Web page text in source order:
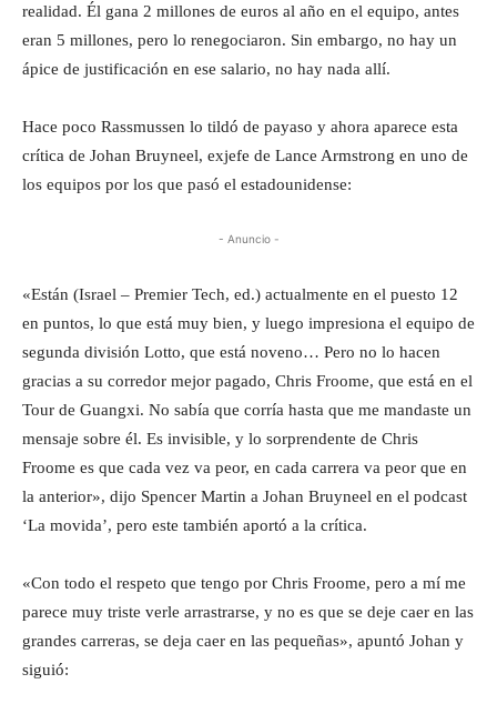
realidad. Él gana 2 millones de euros al año en el equipo, antes
eran 5 millones, pero lo renegociaron. Sin embargo, no hay un
ápice de justificación en ese salario, no hay nada allí.
Hace poco Rassmussen lo tildó de payaso y ahora aparece esta
crítica de Johan Bruyneel, exjefe de Lance Armstrong en uno de
los equipos por los que pasó el estadounidense:
- Anuncio -
«Están (Israel – Premier Tech, ed.) actualmente en el puesto 12
en puntos, lo que está muy bien, y luego impresiona el equipo de
segunda división Lotto, que está noveno… Pero no lo hacen
gracias a su corredor mejor pagado, Chris Froome, que está en el
Tour de Guangxi. No sabía que corría hasta que me mandaste un
mensaje sobre él. Es invisible, y lo sorprendente de Chris
Froome es que cada vez va peor, en cada carrera va peor que en
la anterior», dijo Spencer Martin a Johan Bruyneel en el podcast
‘La movida’, pero este también aportó a la crítica.
«Con todo el respeto que tengo por Chris Froome, pero a mí me
parece muy triste verle arrastrarse, y no es que se deje caer en las
grandes carreras, se deja caer en las pequeñas», apuntó Johan y
siguió: